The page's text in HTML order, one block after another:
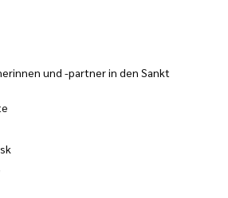
und -partner in den Sankt